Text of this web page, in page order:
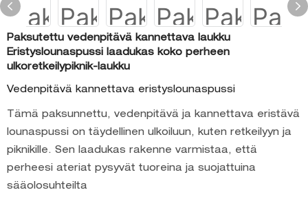
Paksutettu vedenpitävä kannettava laukku
Eristyslounaspussi laadukas koko perheen
ulkoretkeilypiknik-laukku
Vedenpitävä kannettava eristyslounaspussi
Tämä paksunnettu, vedenpitävä ja kannettava eristävä
lounaspussi on täydellinen ulkoiluun, kuten retkeilyyn ja
piknikille. Sen laadukas rakenne varmistaa, että
perheesi ateriat pysyvät tuoreina ja suojattuina
sääolosuhteilta